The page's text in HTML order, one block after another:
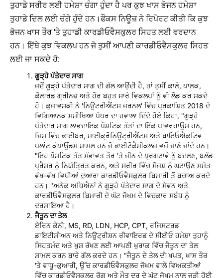
ਤੁਹਾਡੇ ਸਰੀਰ ਲਈ ਹਮੇਸ਼ਾ ਚੰਗਾ ਹੁੰਦਾ ਹੈ ਪਰ ਕੁਝ ਖਾਸ ਭੋਜਨ ਹਮੇਸ਼ਾ
ਤੁਹਾਡੇ ਦਿਲ ਲਈ ਚੰਗੇ ਹੁੰਦੇ ਹਨ।ਫੌਕਸ ਨਿਊਜ਼ ਨੇ ਰਿਪੋਰਟ ਕੀਤੀ ਕਿ ਕੁਝ
ਭੋਜਨ ਖਾਸ ਤੌਰ 'ਤੇ ਤੁਹਾਡੀ ਕਾਰਡੀਓਵੈਸਕੁਲਰ ਸਿਹਤ ਲਈ ਵਰਦਾਨ
ਹਨ। ਇੱਥੇ ਕੁਝ ਵਿਕਲਪ ਹਨ ਜੋ ਤੁਸੀਂ ਆਪਣੀ ਕਾਰਡੀਓਵੈਸਕੁਲਰ ਸਿਹਤ
ਲਈ ਜਾ ਸਕਦੇ ਹੋ:
ਗੂੜ੍ਹੇ ਪੱਤੇਦਾਰ ਸਾਗ
ਜਦੋਂ ਗੂੜ੍ਹੇ ਪੱਤੇਦਾਰ ਸਾਗ ਦੀ ਗੱਲ ਆਉਂਦੀ ਹੈ, ਤਾਂ ਤੁਸੀਂ ਕਾਲੇ, ਪਾਲਕ,
ਕੋਲਾਰਡ ਗ੍ਰੀਨਜ਼ ਅਤੇ ਹੋਰ ਬਹੁਤ ਸਾਰੇ ਵਿਕਲਪਾਂ ਨੂੰ ਵੀ ਲੋਡ ਕਰ ਸਕਦੇ
ਹੋ। ਕੁਜਾਵਸਕੀ ਨੇ 'ਨਿਊਟਰੀਐਂਟਸ ਜਰਨਲ' ਵਿੱਚ ਪ੍ਰਕਾਸ਼ਿਤ 2018 ਦੇ
ਵਿਗਿਆਨਕ ਸਮੀਖਿਆ ਪੇਪਰ ਦਾ ਹਵਾਲਾ ਦਿੰਦੇ ਹੋਏ ਕਿਹਾ, "ਗੂੜ੍ਹੇ
ਪੱਤੇਦਾਰ ਸਾਗ ਲਾਭਦਾਇਕ ਪੌਸ਼ਟਿਕ ਤੱਤਾਂ ਦਾ ਇੱਕ ਪਾਵਰਹਾਊਸ ਹਨ,
ਜਿਸ ਵਿੱਚ ਫਾਈਬਰ, ਮਾਈਕ੍ਰੋਨਿਊਟ੍ਰੀਐਂਟਸ ਅਤੇ ਬਾਇਓਐਕਟਿਵ
ਪਲਾਂਟ ਕੰਪਾਊਂਡਸ ਸ਼ਾਮਲ ਹਨ ਜੋ ਫਾਈਟੋਕੈਮੀਕਲਜ਼ ਵਜੋਂ ਜਾਣੇ ਜਾਂਦੇ ਹਨ।
"ਇਹ ਪੌਸ਼ਟਿਕ ਤੱਤ ਸੰਭਾਵਤ ਤੌਰ 'ਤੇ ਜੀਨ ਦੇ ਪ੍ਰਗਟਾਵੇ ਨੂੰ ਬਦਲਣ, ਬਲੱਡ
ਪ੍ਰੈਸ਼ਰ ਨੂੰ ਨਿਯੰਤ੍ਰਿਤ ਕਰਨ, ਅਤੇ ਸਰੀਰ ਵਿੱਚ ਸੋਜਸ਼ ਨੂੰ ਘਟਾਉਣ ਸਮੇਤ
ਵੱਖ-ਵੱਖ ਵਿਧੀਆਂ ਦੁਆਰਾ ਕਾਰਡੀਓਵੈਸਕੁਲਰ ਬਿਮਾਰੀ ਤੋਂ ਬਚਾਅ ਕਰਦੇ
ਹਨ। "ਅਨੇਕ ਅਧਿਐਨਾਂ ਨੇ ਗੂੜ੍ਹੇ ਪੱਤੇਦਾਰ ਸਾਗ ਦੇ ਸੇਵਨ ਅਤੇ
ਕਾਰਡੀਓਵੈਸਕੁਲਰ ਬਿਮਾਰੀ ਦੇ ਘੱਟ ਜੋਖਮ ਦੇ ਵਿਚਕਾਰ ਸਬੰਧ ਨੂੰ
ਦਰਸਾਇਆ ਹੈ।
ਜੈਤੂਨ ਦਾ ਤੇਲ
ਏਰਿਨ ਕੇਨੀ, MS, RD, LDN, HCP, CPT, ਰਜਿਸਟਰਡ
ਡਾਇਟੀਸ਼ੀਅਨ ਅਤੇ ਨਿਊਟ੍ਰੀਸ਼ਨ ਰੀਵਾਇਰਡ ਦੇ ਸੀਈਓ ਹਮੇਸ਼ਾ ਤੁਹਾਨੂੰ
ਸਿਹਤਮੰਦ ਅਤੇ ਖੁਸ਼ ਰੱਖਣ ਲਈ ਆਪਣੀ ਖੁਰਾਕ ਵਿੱਚ ਜੈਤੂਨ ਦਾ ਤੇਲ
ਸ਼ਾਮਲ ਕਰਨ ਬਾਰੇ ਗੱਲ ਕਰਦੇ ਹਨ। "ਜੈਤੂਨ ਦੇ ਤੇਲ ਦੀ ਖਪਤ, ਖਾਸ ਤੌਰ
'ਤੇ ਵਾਧੂ-ਕੁਆਰੀ, ਉੱਚ ਕਾਰਡੀਓਵੈਸਕੁਲਰ ਜੋਖਮ ਵਾਲੇ ਵਿਅਕਤੀਆਂ
ਵਿੱਚ ਕਾਰਡੀਓਵੈਸਕੁਲਰ ਰੋਗ ਅਤੇ ਮੌਤ ਦਰ ਦੇ ਘੱਟ ਜੋਖਮ ਨਾਲ ਜੁੜੀ ਹੋਈ